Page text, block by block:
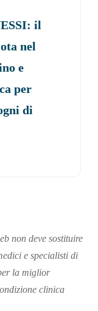
il
nel
e
per
di
non deve sostituire
e specialisti di
la miglior
clinica